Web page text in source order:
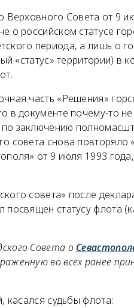
Верховного Совета от 9
о российском статусе
периода, а лишь о
«статус» территории) в
часть «Решения»
в документе почему-то
заключению
совета снова повторяло
от 9 июля 1993
совета» после
статусу флота
Совета о
во всех ранее
касался судьбы флота: